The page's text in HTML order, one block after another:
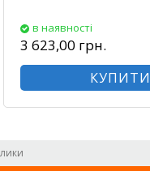
в наявності
3 623,00 грн.
КУПИТИ